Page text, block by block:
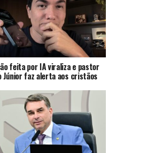
feita por IA viraliza e pastor
Júnior faz alerta aos cristãos